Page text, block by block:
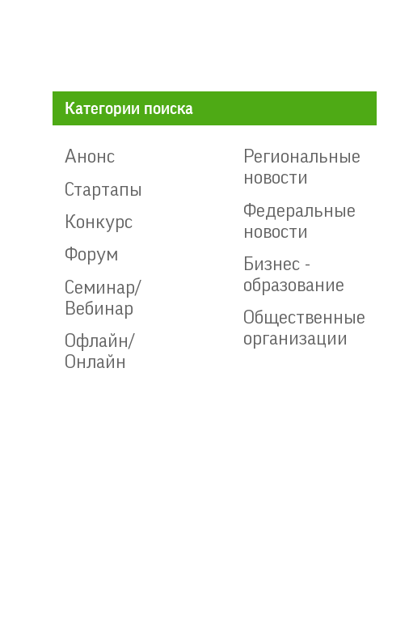
Категории поиска
Анонс
Стартапы
Конкурс
Форум
Семинар/
Вебинар
Офлайн/
Онлайн
Региональные
новости
Федеральные
новости
Бизнес -
образование
Общественные
организации